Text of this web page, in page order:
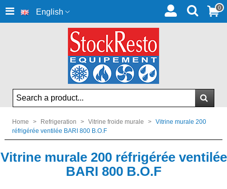
English 0
Home > Refrigeration > Vitrine froide murale > Vitrine murale 200
réfrigérée ventilée BARI 800 B.O.F
Vitrine murale 200 réfrigérée ventilée
BARI 800 B.O.F